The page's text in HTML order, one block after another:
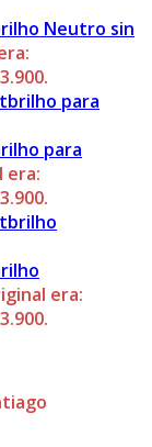
Neutro sin
para
era:
era: